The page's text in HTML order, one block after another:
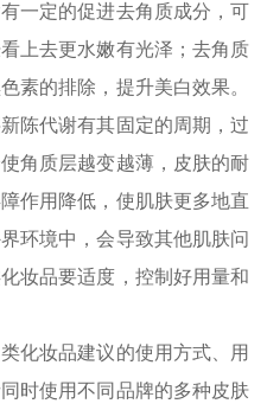
定的促进去角质成分，可
上去更水嫩有光泽；去角质
素的排除，提升美白效果。
陈代谢有其固定的周期，过
角质层越变越薄，皮肤的耐
作用降低，使肌肤更多地直
环境中，会导致其他肌肤问
妆品要适度，控制好用量和
妆品建议的使用方式、用
时使用不同品牌的多种皮肤